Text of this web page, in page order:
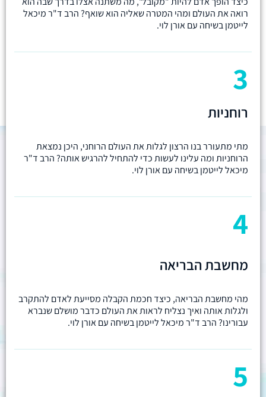
רואה את העולם ומהי המטרה שאליה הוא שואף? הרב ד"ר מיכאל
לייטמן בשיחה עם אורן לוי.
3
רוחניות
מתי מתעורר בנו הרצון לגלות את העולם הרוחני, היכן נמצאת
הרוחניות ומה עלינו לעשות כדי להתחיל להרגיש אותה? הרב ד"ר
מיכאל לייטמן בשיחה עם אורן לוי.
4
מחשבת הבריאה
מהי מחשבת הבריאה, כיצד חכמת הקבלה מסייעת לאדם להתקרב
ולגלות אותה ואיך נצליח לראות את העולם כדבר מושלם שנברא
עבורינו? הרב ד"ר מיכאל לייטמן בשיחה עם אורן לוי.
5